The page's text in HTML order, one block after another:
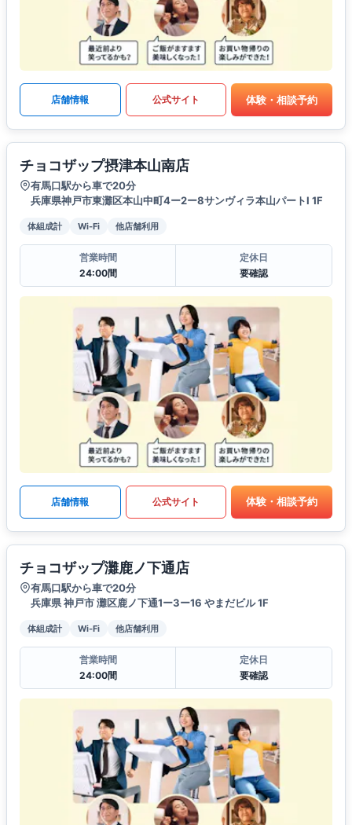
店舗情報 公式サイト 体験・相談予約
チョコザップ摂津本山南店
有馬口駅から車で20分
兵庫県神戸市東灘区本山中町4ー2ー8サンヴィラ本山パートI 1F
体組成計 Wi-Fi 他店舗利用
営業時間
24:00間
定休日
要確認
店舗情報 公式サイト 体験・相談予約
チョコザップ灘鹿ノ下通店
有馬口駅から車で20分
兵庫県 神戸市 灘区鹿ノ下通1ー3ー16 やまだビル 1F
体組成計 Wi-Fi 他店舗利用
営業時間
24:00間
定休日
要確認